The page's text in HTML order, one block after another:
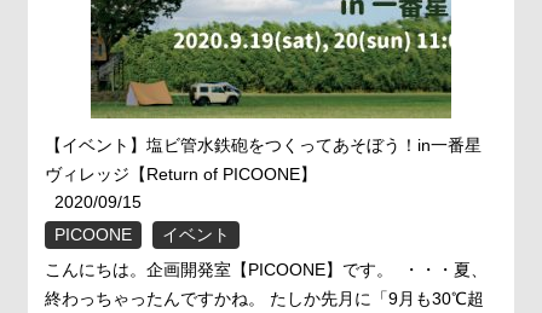
【イベント】塩ビ管水鉄砲をつくってあそぼう！in一番星
ヴィレッジ【Return of PICOONE】
2020/09/15
PICOONE
イベント
こんにちは。企画開発室【PICOONE】です。 ・・・夏、
終わっちゃったんですかね。 たしか先月に「9月も30℃超